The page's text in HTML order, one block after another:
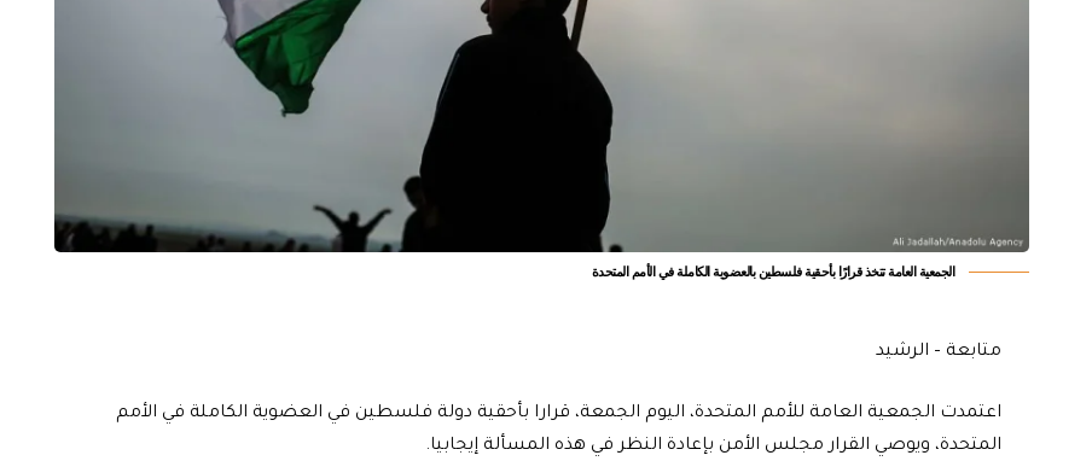
الجمعية العامة تتخذ قرارًا بأحقية فلسطين بالعضوية الكاملة في الأمم المتحدة
متابعة – الرشيد
اعتمدت الجمعية العامة للأمم المتحدة، اليوم الجمعة، قرارا بأحقية دولة فلسطين في العضوية الكاملة في الأمم
المتحدة، ويوصي القرار مجلس الأمن بإعادة النظر في هذه المسألة إيجابيا.